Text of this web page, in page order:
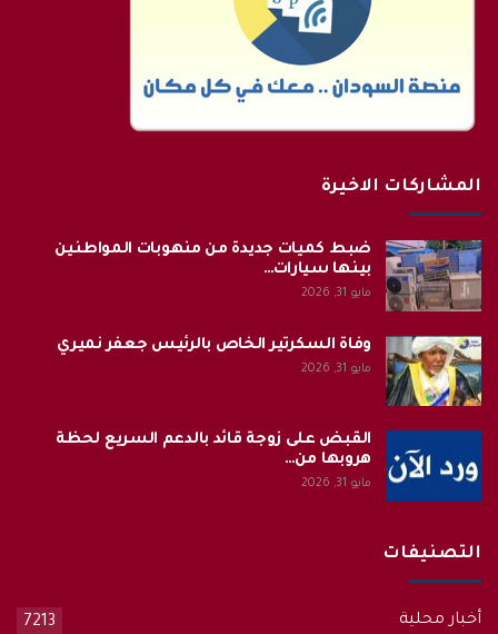
المشاركات الاخيرة
ضبط كميات جديدة من منهوبات المواطنين
بينها سيارات…
مايو 31, 2026
وفاة السكرتير الخاص بالرئيس جعفر نميري
مايو 31, 2026
القبض على زوجة قائد بالدعم السريع لحظة
هروبها من…
مايو 31, 2026
التصنيفات
أخبار محلية 7213